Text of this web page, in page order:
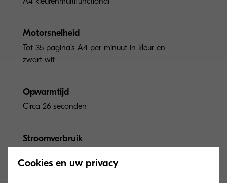
Motorsnelheid
Tot 35 pagina’s A4 per minuut in kleur en
zwart-wit
Opwarmtijd
Circa 26 seconden
Stroomverbruik
by: 84 W, Slaapstand: 0.6 W
Cookies en uw privacy